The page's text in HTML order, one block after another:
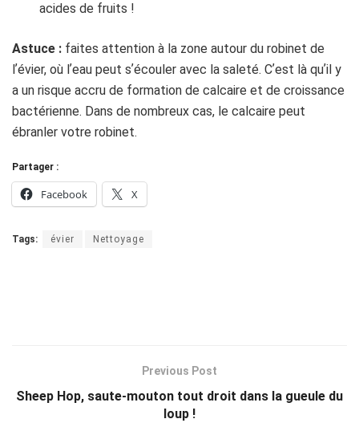
acides de fruits !
Astuce : faites attention à la zone autour du robinet de
lʼévier, où lʼeau peut sʼécouler avec la saleté. Cʼest là quʼil y
a un risque accru de formation de calcaire et de croissance
bactérienne. Dans de nombreux cas, le calcaire peut
ébranler votre robinet.
Partager :
Facebook X
Tags: évier Nettoyage
Previous Post
Sheep Hop, saute-mouton tout droit dans la gueule du
loup !